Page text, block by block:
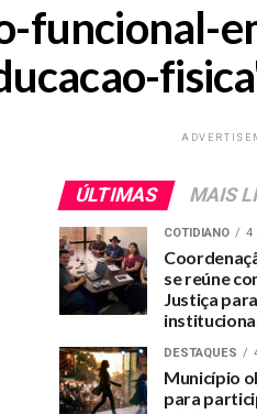
funcional-
ÚLTIMAS MAIS
COTIDIANO 4
se reúne
Justiça
DESTAQUES
Município
para